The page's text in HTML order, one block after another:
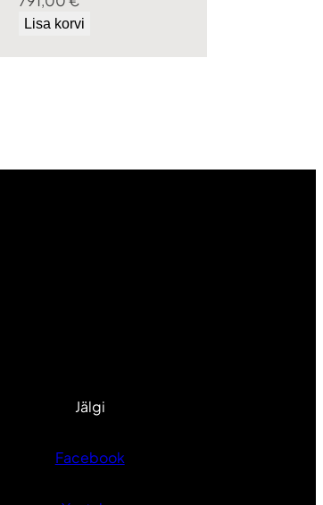
Lisa korvi
Jälgi
Facebook